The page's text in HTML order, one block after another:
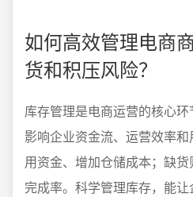
如何高效管理电商
货和积压风险？
库存管理是电商运营的核心
影响企业资金流、运营效率
用资金、增加仓储成本；缺
完成率。科学管理库存，能让